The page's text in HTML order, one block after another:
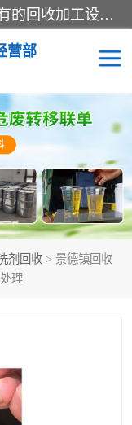
东莞市大岭山莞峰清洗剂经营部拥有的回收加工设备，大量废油回收、废清洗剂回收、废溶剂油回收、机械废油废清洗剂回收、废碳氢回收、碳氢液压油回收、碳氢二氯回收等废清洗剂处理；我们只是提供废旧化工原料的循环使用存放点，执行正规的存放，有正规的回收资质处理。同时我们公司批发零售回收级清洗剂，脱模油再生基础油，质量保证。
营部
剂回收 > 景德镇回收
理
剂回收
油废清洗剂回收
压油回收
三四氯乙烯
收废清洗剂